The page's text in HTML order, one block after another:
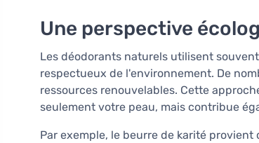
Une perspective
Les déodorants naturels utilisent
respectueux de l'environnement. De
ressources renouvelables. Cette
seulement votre peau, mais contribue
Par exemple, le beurre de karité